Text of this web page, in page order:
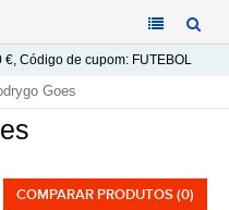
€, Código de cupom: FUTEBOL
Goes
COMPARAR PRODUTOS (0)